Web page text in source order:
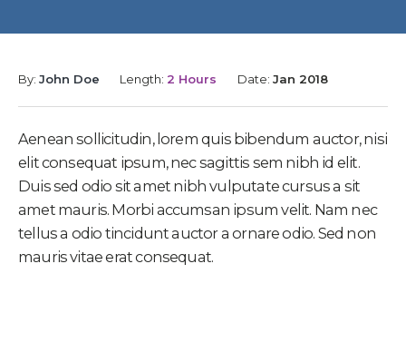
By: John Doe Length: 2 Hours Date: Jan 2018
Aenean sollicitudin, lorem quis bibendum auctor, nisi
elit consequat ipsum, nec sagittis sem nibh id elit.
Duis sed odio sit amet nibh vulputate cursus a sit
amet mauris. Morbi accumsan ipsum velit. Nam nec
tellus a odio tincidunt auctor a ornare odio. Sed non
mauris vitae erat consequat.